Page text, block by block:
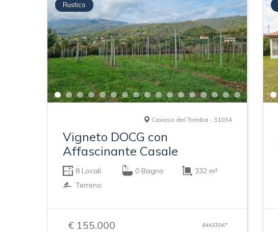
Rustico
Cavaso del Tomba - 31034
Vigneto DOCG con
Affascinante Casale
8 Locali 0 Bagno
332 m²
Terreno
€ 155.000 84433347